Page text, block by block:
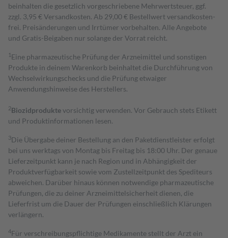
beinhalten die gesetzlich vorgeschriebene Mehrwertsteuer, ggf.
zzgl. 3,95 € Versandkosten. Ab 29,00 € Bestell­wert versand­kosten­
frei. Preisänderungen und Irrtümer vorbehalten. Alle Angebote
und Gratis-Beigaben nur solange der Vorrat reicht.
1 Eine pharmazeutische Prüfung der Arzneimittel und sonstigen
Produkte in deinem Warenkorb beinhaltet die Durchführung von
Wechselwirkungschecks und die Prüfung etwaiger
Anwendungshinweise des Herstellers.
2Biozidproduktevorsichtig verwenden. Vor Gebrauch stets Etikett
und Produktinformationen lesen.
3Die Übergabe deiner Bestellung an den Paketdienstleister erfolgt
bei uns werktags von Montag bis Freitag bis 18:00 Uhr. Der genaue
Lieferzeitpunkt kann je nach Region und in Abhängigkeit der
Produktverfügbarkeit sowie vom Zustellzeitpunkt des Spediteurs
abweichen. Darüber hinaus können notwendige pharmazeutische
Prüfungen, die zu deiner Arzneimittelsicherheit dienen, die
Lieferfrist um die Dauer der Prüfungen einschließlich Klärungen
verlängern.
4Für verschreibungspflichtige Medikamente stellt der Arzt ein